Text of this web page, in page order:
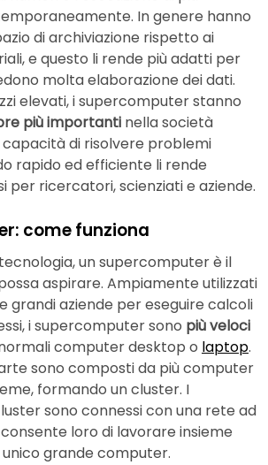
In genere hanno
di archiviazione rispetto ai
e questo li rende più adatti per
molta elaborazione dei dati.
elevati, i supercomputer stanno
più importanti nella società
capacità di risolvere problemi
rapido ed efficiente li rende
per ricercatori, scienziati e aziende.
come funziona
un supercomputer è il
aspirare. Ampiamente utilizzati
grandi aziende per eseguire calcoli
i supercomputer sono più veloci
computer desktop o laptop.
sono composti da più computer
formando un cluster. I
sono connessi con una rete ad
loro di lavorare insieme
grande computer.